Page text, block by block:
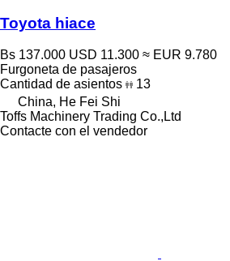
Toyota hiace
Bs 137.000 USD 11.300 ≈ EUR 9.780
Furgoneta de pasajeros
Cantidad de asientos
13
China, He Fei Shi
Toffs Machinery Trading Co.,Ltd
Contacte con el vendedor